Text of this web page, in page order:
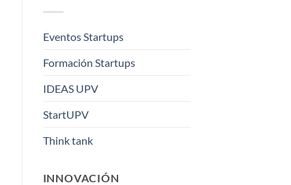
Eventos Startups
Formación Startups
IDEAS UPV
StartUPV
Think tank
INNOVACIÓN